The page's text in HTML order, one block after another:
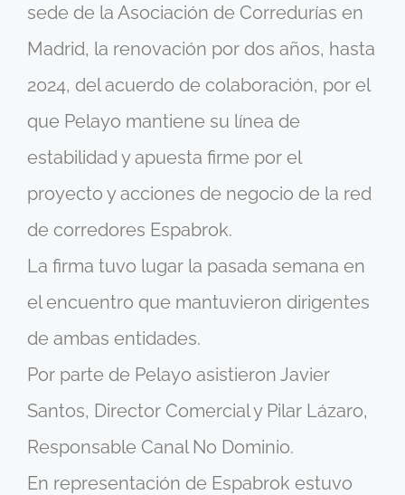
sede de la Asociación de Corredurías en
Madrid, la renovación por dos años, hasta
2024, del acuerdo de colaboración, por el
que Pelayo mantiene su línea de
estabilidad y apuesta firme por el
proyecto y acciones de negocio de la red
de corredores Espabrok.
La firma tuvo lugar la pasada semana en
el encuentro que mantuvieron dirigentes
de ambas entidades.
Por parte de Pelayo asistieron Javier
Santos, Director Comercial y Pilar Lázaro,
Responsable Canal No Dominio.
En representación de Espabrok estuvo